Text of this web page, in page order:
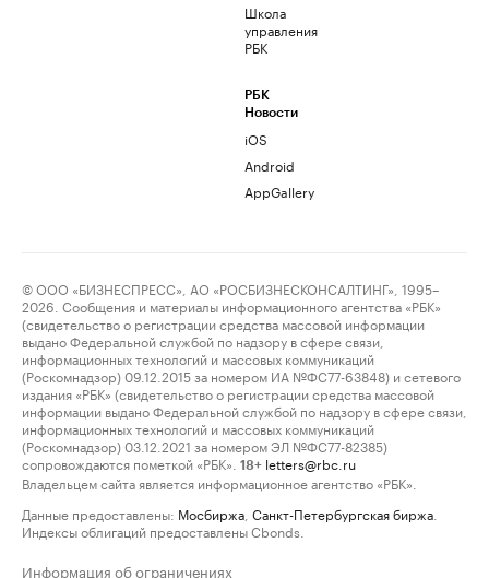
Школа
управления
РБК
РБК
Новости
iOS
Android
AppGallery
© ООО «БИЗНЕСПРЕСС», АО «РОСБИЗНЕСКОНСАЛТИНГ», 1995–
2026. Сообщения и материалы информационного агентства «РБК»
(свидетельство о регистрации средства массовой информации
выдано Федеральной службой по надзору в сфере связи,
информационных технологий и массовых коммуникаций
(Роскомнадзор) 09.12.2015 за номером ИА №ФС77-63848) и сетевого
издания «РБК» (свидетельство о регистрации средства массовой
информации выдано Федеральной службой по надзору в сфере связи,
информационных технологий и массовых коммуникаций
(Роскомнадзор) 03.12.2021 за номером ЭЛ №ФС77-82385)
сопровождаются пометкой «РБК».
18+ letters@rbc.ru
Владельцем сайта является информационное агентство «РБК».
Данные предоставлены: Мосбиржа Санкт-Петербургская биржа
Индексы облигаций предоставлены Cbonds.
Информация об ограничениях